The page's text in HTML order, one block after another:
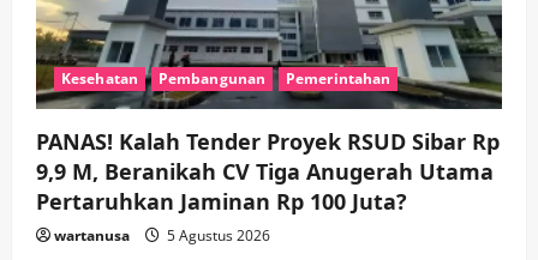
Kesehatan Pembangunan Pemerintahan
PANAS! Kalah Tender Proyek RSUD Sibar Rp
9,9 M, Beranikah CV Tiga Anugerah Utama
Pertaruhkan Jaminan Rp 100 Juta?
wartanusa 5 Agustus 2026